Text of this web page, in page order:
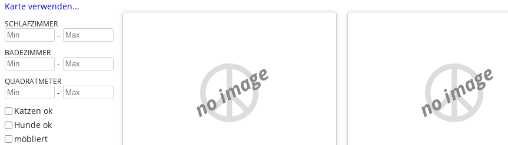
Karte verwenden...
SCHLAFZIMMER
-
BADEZIMMER
-
QUADRATMETER
-
Katzen ok
Hunde ok
möbliert
no image no image